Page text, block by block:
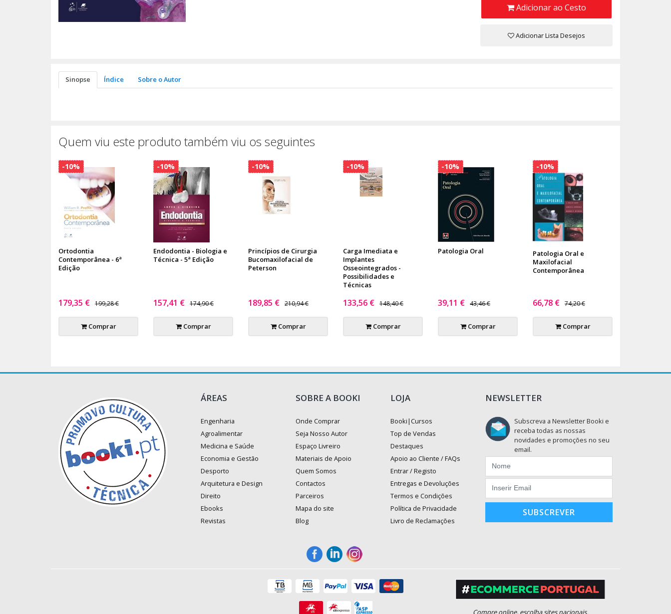
Adicionar ao Cesto
Adicionar Lista Desejos
Sinopse Índice Sobre o Autor
Quem viu este produto também viu os seguintes
Ortodontia
Contemporânea - 6ª
Edição
179,35 € 199,28 €
Comprar
-10%
Endodontia - Biologia e
Técnica - 5ª Edição
157,41 € 174,90 €
Comprar
-10%
Princípios de Cirurgia
Bucomaxilofacial de
Peterson
189,85 € 210,94 €
Comprar
-10%
Carga Imediata e
Implantes
Osseointegrados -
Possibilidades e
Técnicas
133,56 € 148,40 €
Comprar
-10%
Patologia Oral
39,11 € 43,46 €
Comprar
-10%
Patologia Oral e
Maxilofacial
Contemporânea
66,78 € 74,20 €
Comprar
-10%
ÁREAS
Engenharia
Agroalimentar
Medicina e Saúde
Economia e Gestão
Desporto
Arquitetura e Design
Direito
Ebooks
Revistas
SOBRE A BOOKI
Onde Comprar
Seja Nosso Autor
Espaço Livreiro
Materiais de Apoio
Quem Somos
Contactos
Parceiros
Mapa do site
Blog
LOJA
Booki|Cursos
Top de Vendas
Destaques
Apoio ao Cliente / FAQs
Entrar / Registo
Entregas e Devoluções
Termos e Condições
Política de Privacidade
Livro de Reclamações
NEWSLETTER
Subscreva a Newsletter Booki e
receba todas as nossas
novidades e promoções no seu
email.
SUBSCREVER
Compre online, escolha sites nacionais.